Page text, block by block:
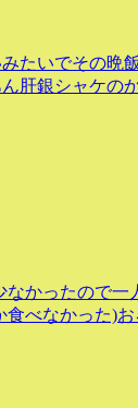
たいでその晩
肝銀シャケの
かったので
べなかった)